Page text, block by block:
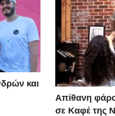
και
Απίθανη
σε Καφέ της